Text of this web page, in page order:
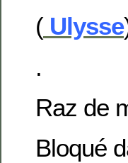
(Ulysse
.
Raz de
Bloqué